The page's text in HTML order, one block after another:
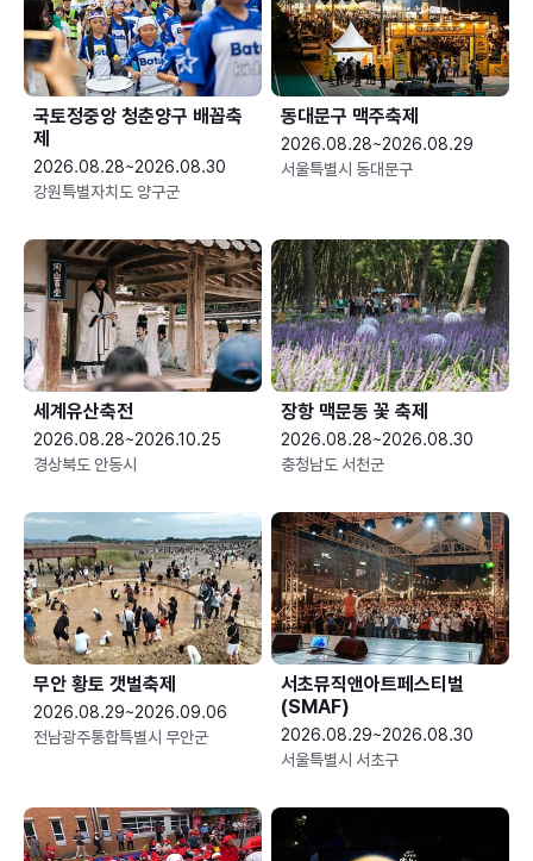
국토정중앙 청춘양구 배꼽축
제
2026.08.28~2026.08.30
강원특별자치도 양구군
동대문구 맥주축제
2026.08.28~2026.08.29
서울특별시 동대문구
세계유산축전
2026.08.28~2026.10.25
경상북도 안동시
장항 맥문동 꽃 축제
2026.08.28~2026.08.30
충청남도 서천군
무안 황토 갯벌축제
2026.08.29~2026.09.06
전남광주통합특별시 무안군
서초뮤직앤아트페스티벌
(SMAF)
2026.08.29~2026.08.30
서울특별시 서초구